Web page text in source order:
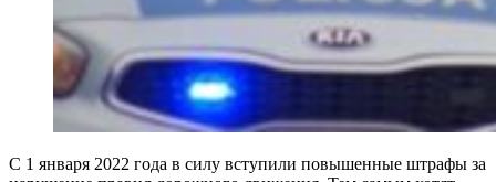
С 1 января 2022 года в силу вступили повышенные штрафы за